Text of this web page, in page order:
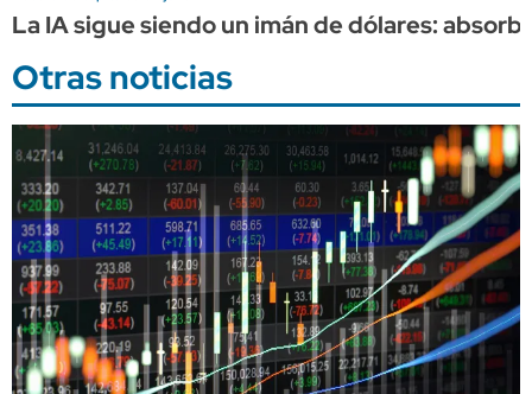
La IA sigue siendo un imán de dólares:
Otras noticias